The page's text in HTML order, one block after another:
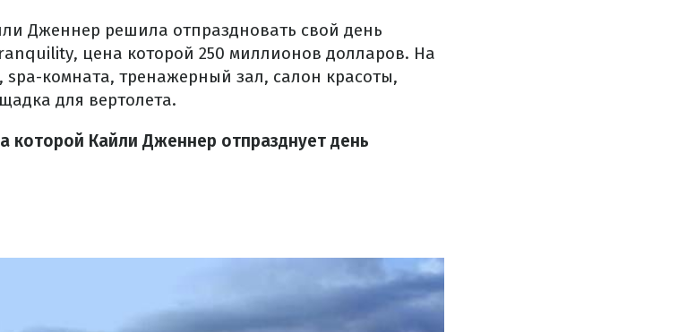
Дженнер решила отпраздновать свой день
цена которой 250 миллионов долларов. На
комната, тренажерный зал, салон красоты,
для вертолета.
которой Кайли Дженнер отпразднует день